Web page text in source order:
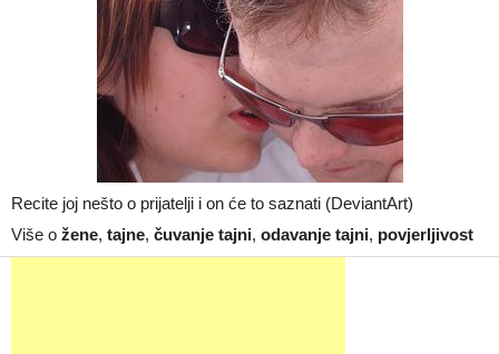
Recite joj nešto o prijatelji i on će to saznati (DeviantArt)
Više o žene, tajne, čuvanje tajni, odavanje tajni, povjerljivost